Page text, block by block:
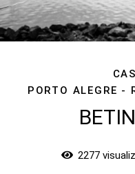
PORTO ALEGRE -
2277